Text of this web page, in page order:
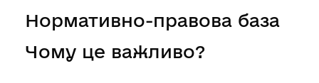
Нормативно-правова база
Чому це важливо?